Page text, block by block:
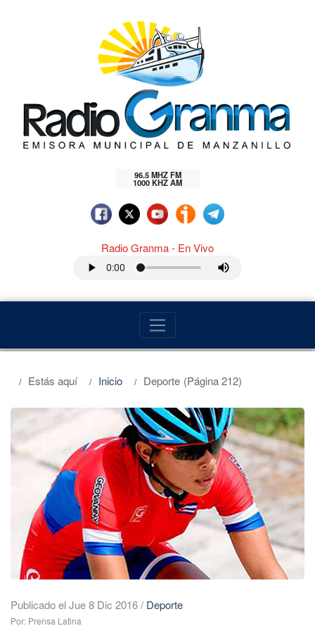
96.5 MHZ FM
1000 KHZ AM
Radio Granma - En Vivo
Estás aquí Inicio Deporte (Página 212)
Publicado el Jue 8 Dic 2016/ Deporte
Por: Prensa Latina